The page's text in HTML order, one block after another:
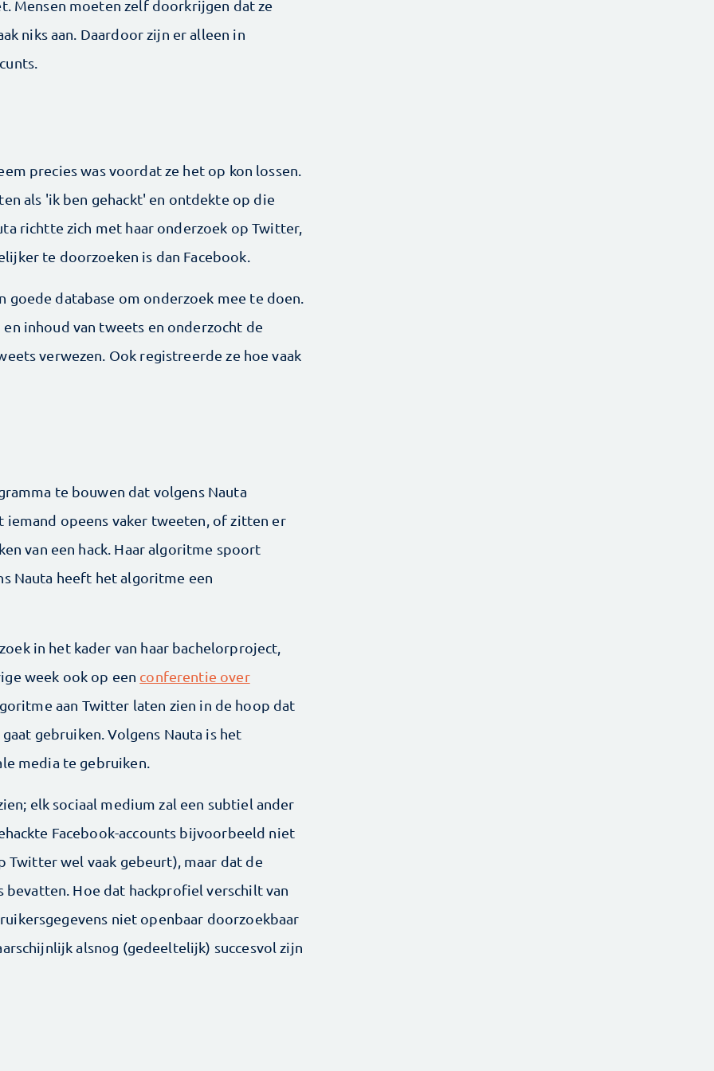
Mensen moeten zelf doorkrijgen dat ze
niks aan. Daardoor zijn er alleen in
precies was voordat ze het op kon lossen.
als 'ik ben gehackt' en ontdekte op die
richtte zich met haar onderzoek op Twitter,
te doorzoeken is dan Facebook.
goede database om onderzoek mee te doen.
inhoud van tweets en onderzocht de
verwezen. Ook registreerde ze hoe vaak
te bouwen dat volgens Nauta
iemand opeens vaker tweeten, of zitten er
van een hack. Haar algoritme spoort
Nauta heeft het algoritme een
in het kader van haar bachelorproject,
week ook op een conferentie over
aan Twitter laten zien in de hoop dat
gebruiken. Volgens Nauta is het
media te gebruiken.
elk sociaal medium zal een subtiel ander
Facebook-accounts bijvoorbeeld niet
Twitter wel vaak gebeurt), maar dat de
Hoe dat hackprofiel verschilt van
niet openbaar doorzoekbaar
alsnog (gedeeltelijk) succesvol zijn